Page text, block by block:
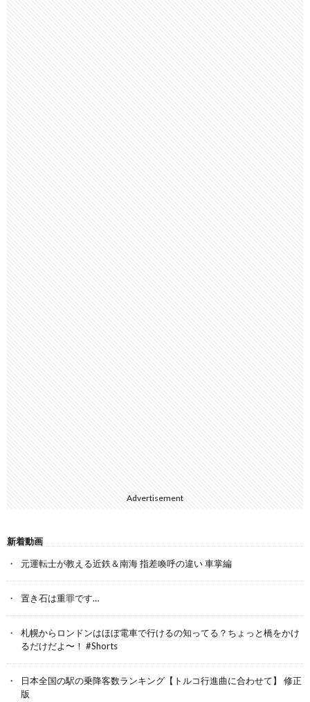
Advertisement
新着動画
元運転士が教える近鉄＆南海 指差喚呼の違い 車掌編
置き石は重罪です…
札幌からロンドンはほぼ電車で行けるの知ってる？ちょっと橋をかけ
るだけだよ〜！ #Shorts
日本全国の駅の乗降客数ランキング【トルコ行進曲に合わせて】 修正
版